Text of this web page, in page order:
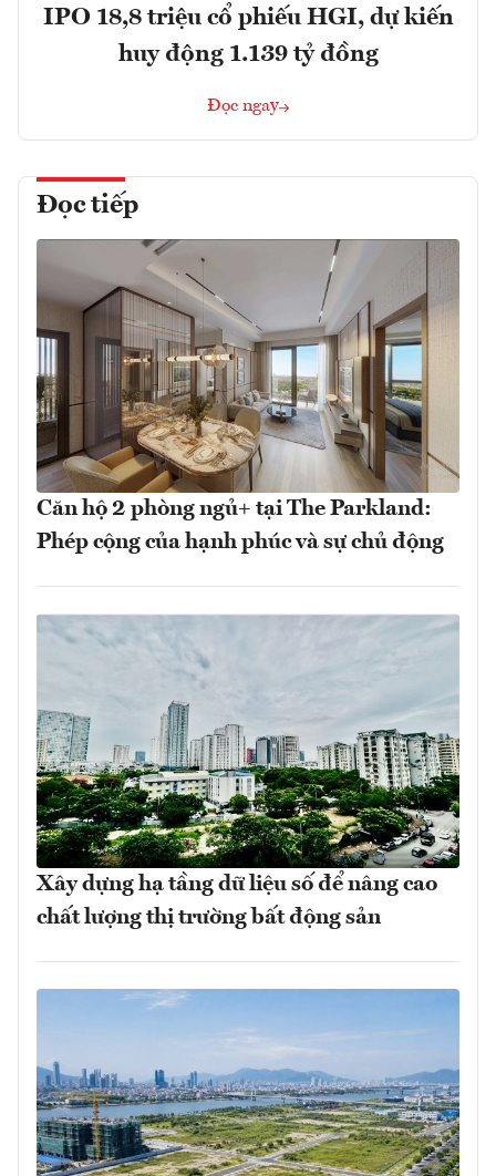
IPO 18,8 triệu cổ phiếu HGI, dự kiến
huy động 1.139 tỷ đồng
Đọc ngay
Đọc tiếp
Căn hộ 2 phòng ngủ+ tại The Parkland:
Phép cộng của hạnh phúc và sự chủ động
Xây dựng hạ tầng dữ liệu số để nâng cao
chất lượng thị trường bất động sản